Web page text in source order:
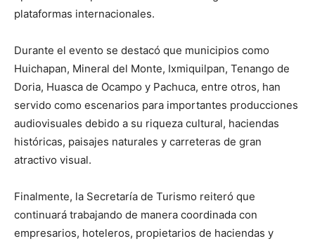
plataformas internacionales.
Durante el evento se destacó que municipios como
Huichapan, Mineral del Monte, Ixmiquilpan, Tenango de
Doria, Huasca de Ocampo y Pachuca, entre otros, han
servido como escenarios para importantes producciones
audiovisuales debido a su riqueza cultural, haciendas
históricas, paisajes naturales y carreteras de gran
atractivo visual.
Finalmente, la Secretaría de Turismo reiteró que
continuará trabajando de manera coordinada con
empresarios, hoteleros, propietarios de haciendas y